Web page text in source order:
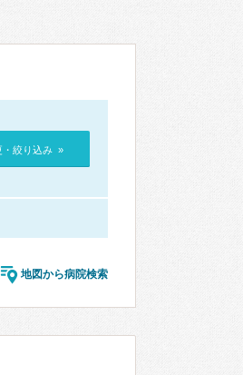
・絞り込み »
地図から病院検索